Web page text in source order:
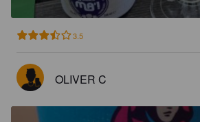
3.5
OLIVER C